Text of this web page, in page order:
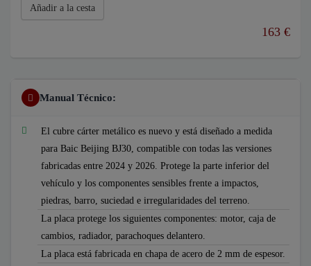
Añadir a la cesta
163 €
Manual Técnico:
El cubre cárter metálico es nuevo y está diseñado a medida
para Baic Beijing BJ30, compatible con todas las versiones
fabricadas entre 2024 y 2026. Protege la parte inferior del
vehículo y los componentes sensibles frente a impactos,
piedras, barro, suciedad e irregularidades del terreno.
La placa protege los siguientes componentes: motor, caja de
cambios, radiador, parachoques delantero.
La placa está fabricada en chapa de acero de 2 mm de espesor.